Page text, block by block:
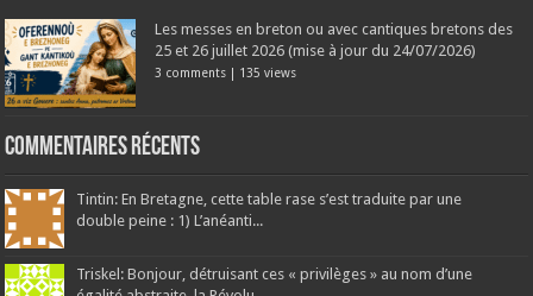
Les messes en breton ou avec cantiques bretons des
25 et 26 juillet 2026 (mise à jour du 24/07/2026)
3 comments | 135 views
Commentaires récents
Tintin: En Bretagne, cette table rase s’est traduite par une
double peine : 1) L’anéanti...
Triskel: Bonjour, détruisant ces « privilèges » au nom d’une